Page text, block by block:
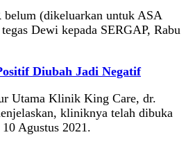
belum (dikeluarkan untuk ASA
Dewi kepada SERGAP, Rabu
Diubah Jadi Negatif
Utama Klinik King Care, dr.
kliniknya telah dibuka
Agustus 2021.